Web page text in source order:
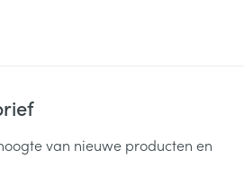
van nieuwe producten en